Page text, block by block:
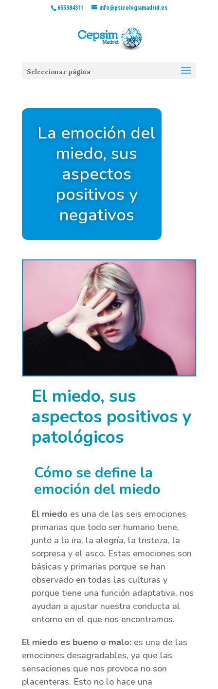
655384311 info@psicologiamadrid.es
Seleccionar página
La emoción del
miedo, sus
aspectos
positivos y
negativos
El miedo, sus
aspectos positivos y
patológicos
Cómo se define la
emoción del miedo
El miedo es una de las seis emociones
primarias que todo ser humano tiene,
junto a la ira, la alegría, la tristeza, la
sorpresa y el asco. Estas emociones son
básicas y primarias porque se han
observado en todas las culturas y
porque tiene una función adaptativa, nos
ayudan a ajustar nuestra conducta al
entorno en el que nos encontramos.
El miedo es bueno o malo: es una de las
emociones desagradables, ya que las
sensaciones que nos provoca no son
placenteras. Esto no lo hace una